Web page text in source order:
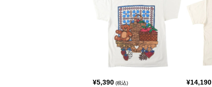
¥5,390 (税込) ¥14,190